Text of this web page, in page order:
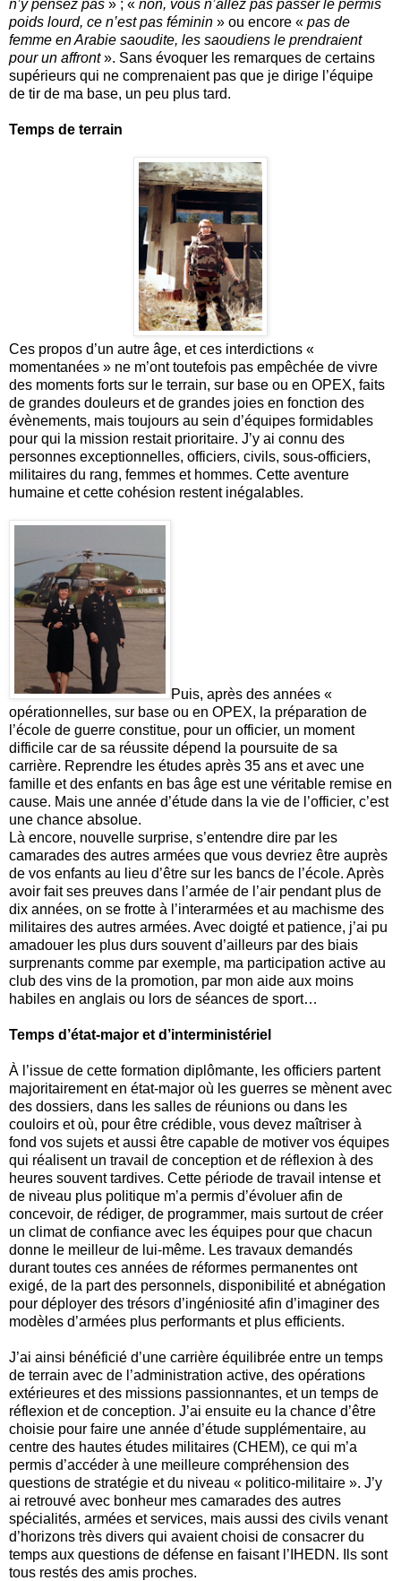
n’y pensez pas » ; « non, vous n’allez pas passer le permis
poids lourd, ce n’est pas féminin » ou encore « pas de
femme en Arabie saoudite, les saoudiens le prendraient
pour un affront». Sans évoquer les remarques de certains
supérieurs qui ne comprenaient pas que je dirige l’équipe
de tir de ma base, un peu plus tard.
Temps de terrain
Ces propos d’un autre âge, et ces interdictions «
momentanées » ne m’ont toutefois pas empêchée de vivre
des moments forts sur le terrain, sur base ou en OPEX, faits
de grandes douleurs et de grandes joies en fonction des
évènements, mais toujours au sein d’équipes formidables
pour qui la mission restait prioritaire. J’y ai connu des
personnes exceptionnelles, officiers, civils, sous-officiers,
militaires du rang, femmes et hommes. Cette aventure
humaine et cette cohésion restent inégalables.
Puis, après des années «
opérationnelles, sur base ou en OPEX, la préparation de
l’école de guerre constitue, pour un officier, un moment
difficile car de sa réussite dépend la poursuite de sa
carrière. Reprendre les études après 35 ans et avec une
famille et des enfants en bas âge est une véritable remise en
cause. Mais une année d’étude dans la vie de l’officier, c’est
une chance absolue.
Là encore, nouvelle surprise, s’entendre dire par les
camarades des autres armées que vous devriez être auprès
de vos enfants au lieu d’être sur les bancs de l’école. Après
avoir fait ses preuves dans l’armée de l’air pendant plus de
dix années, on se frotte à l’interarmées et au machisme des
militaires des autres armées. Avec doigté et patience, j’ai pu
amadouer les plus durs souvent d’ailleurs par des biais
surprenants comme par exemple, ma participation active au
club des vins de la promotion, par mon aide aux moins
habiles en anglais ou lors de séances de sport…
Temps d’état-major et d’interministériel
À l’issue de cette formation diplômante, les officiers partent
majoritairement en état-major où les guerres se mènent avec
des dossiers, dans les salles de réunions ou dans les
couloirs et où, pour être crédible, vous devez maîtriser à
fond vos sujets et aussi être capable de motiver vos équipes
qui réalisent un travail de conception et de réflexion à des
heures souvent tardives. Cette période de travail intense et
de niveau plus politique m’a permis d’évoluer afin de
concevoir, de rédiger, de programmer, mais surtout de créer
un climat de confiance avec les équipes pour que chacun
donne le meilleur de lui-même. Les travaux demandés
durant toutes ces années de réformes permanentes ont
exigé, de la part des personnels, disponibilité et abnégation
pour déployer des trésors d’ingéniosité afin d’imaginer des
modèles d’armées plus performants et plus efficients.
J’ai ainsi bénéficié d’une carrière équilibrée entre un temps
de terrain avec de l’administration active, des opérations
extérieures et des missions passionnantes, et un temps de
réflexion et de conception. J’ai ensuite eu la chance d’être
choisie pour faire une année d’étude supplémentaire, au
centre des hautes études militaires (CHEM), ce qui m’a
permis d’accéder à une meilleure compréhension des
questions de stratégie et du niveau « politico-militaire ». J’y
ai retrouvé avec bonheur mes camarades des autres
spécialités, armées et services, mais aussi des civils venant
d’horizons très divers qui avaient choisi de consacrer du
temps aux questions de défense en faisant l’IHEDN. Ils sont
tous restés des amis proches.